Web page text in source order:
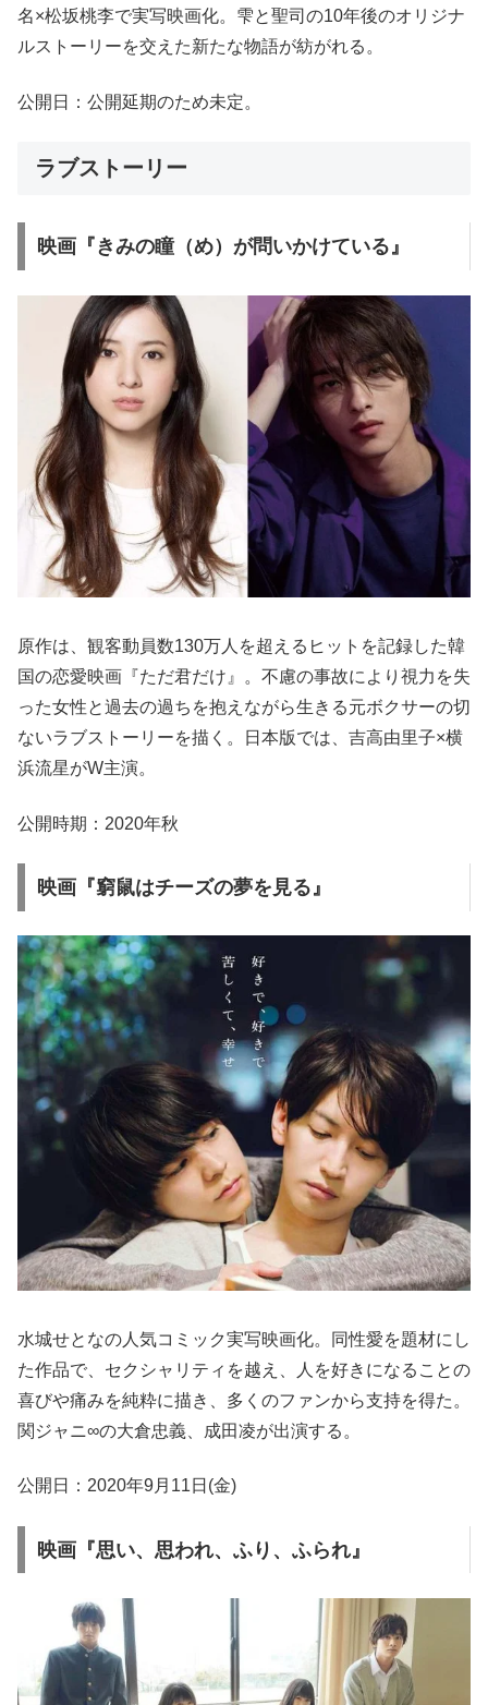
名×松坂桃李で実写映画化。雫と聖司の10年後のオリジナ
ルストーリーを交えた新たな物語が紡がれる。
公開日：公開延期のため未定。
ラブストーリー
映画『きみの瞳（め）が問いかけている』
原作は、観客動員数130万人を超えるヒットを記録した韓
国の恋愛映画『ただ君だけ』。不慮の事故により視力を失
った女性と過去の過ちを抱えながら生きる元ボクサーの切
ないラブストーリーを描く。日本版では、吉高由里子×横
浜流星がW主演。
公開時期：2020年秋
映画『窮鼠はチーズの夢を見る』
水城せとなの人気コミック実写映画化。同性愛を題材にし
た作品で、セクシャリティを越え、人を好きになることの
喜びや痛みを純粋に描き、多くのファンから支持を得た。
関ジャニ∞の大倉忠義、成田凌が出演する。
公開日：2020年9月11日(金)
映画『思い、思われ、ふり、ふられ』